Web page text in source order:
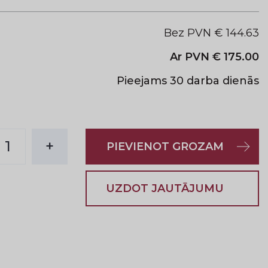
Bez PVN €144.63
Ar PVN € 175.00
Pieejams 30 darba dienās
1 + PIEVIENOT GROZAM
UZDOT JAUTĀJUMU